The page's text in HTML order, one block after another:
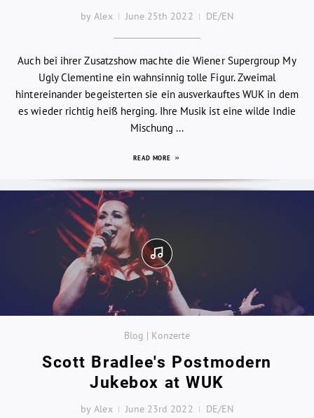
by Alex June 25th 2022 DE/EN
Auch bei ihrer Zusatzshow machte die Wiener Supergroup My
Ugly Clementine ein wahnsinnig tolle Figur. Zweimal
hintereinander begeisterten sie ein ausverkauftes WUK in dem
es wieder richtig heiß herging. Ihre Musik ist eine wilde Indie
Mischung ...
READ MORE
Blog | Konzerte
Scott Bradlee's Postmodern
Jukebox at WUK
by Alex June 23rd 2022 DE/EN